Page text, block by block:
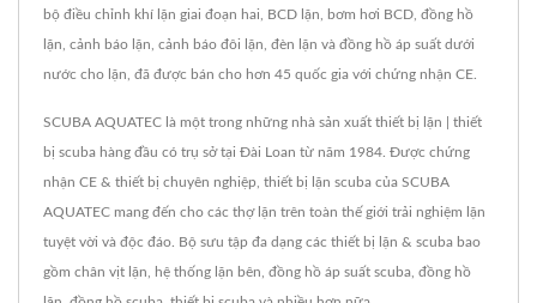
bộ điều chỉnh khí lặn giai đoạn hai, BCD lặn, bơm hơi BCD, đồng hồ
lặn, cảnh báo lặn, cảnh báo đôi lặn, đèn lặn và đồng hồ áp suất dưới
nước cho lặn, đã được bán cho hơn 45 quốc gia với chứng nhận CE.
SCUBA AQUATEC là một trong những nhà sản xuất thiết bị lặn | thiết
bị scuba hàng đầu có trụ sở tại Đài Loan từ năm 1984. Được chứng
nhận CE & thiết bị chuyên nghiệp, thiết bị lặn scuba của SCUBA
AQUATEC mang đến cho các thợ lặn trên toàn thế giới trải nghiệm lặn
tuyệt vời và độc đáo. Bộ sưu tập đa dạng các thiết bị lặn & scuba bao
gồm chân vịt lặn, hệ thống lặn bên, đồng hồ áp suất scuba, đồng hồ